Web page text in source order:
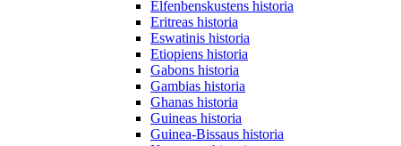
Elfenbenskustens historia
Eritreas historia
Eswatinis historia
Etiopiens historia
Gabons historia
Gambias historia
Ghanas historia
Guineas historia
Guinea-Bissaus historia